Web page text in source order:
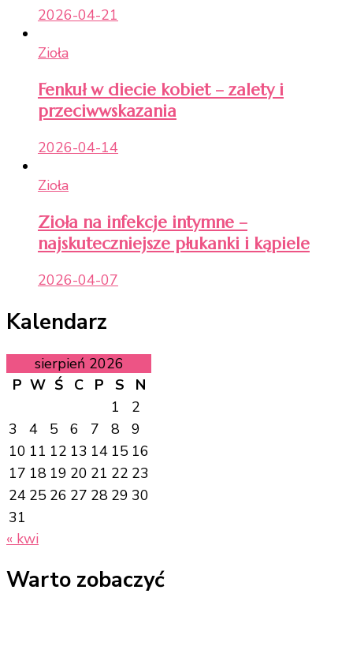
2026-04-21
Zioła
Fenkuł w diecie kobiet – zalety i
przeciwwskazania
2026-04-14
Zioła
Zioła na infekcje intymne –
najskuteczniejsze płukanki i kąpiele
2026-04-07
Kalendarz
sierpień 2026
P W Ś C P S
N
1
2
3
4 5 6 7 8
9
10 11 12 13 14 15 16
17 18 19 20 21 22 23
24 25 26 27 28 29 30
31
« kwi
Warto zobaczyć